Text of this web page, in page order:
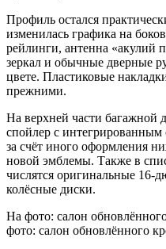
Профиль остался
изменилась графика на
рейлинги, антенна «акулий
зеркал и обычные дверные
цвете. Пластиковые
прежними.
На верхней части багажной
спойлер с
за счёт иного оформления
новой эмблемы. Также в
числятся оригинальные 16-
колёсные диски.
На фото: салон
фото: салон обновлённого